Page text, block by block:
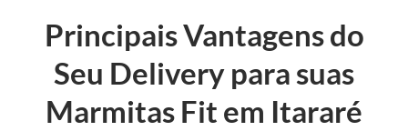
Principais Vantagens do
Seu Delivery para suas
Marmitas Fit em Itararé